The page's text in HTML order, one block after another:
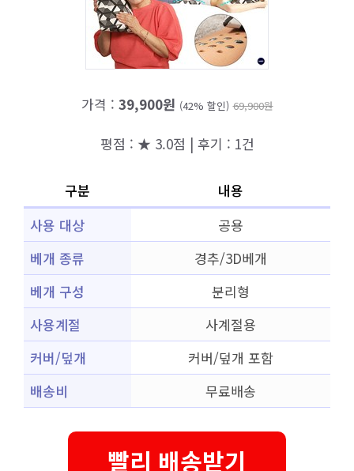
가격 : 39,900원 (42% 할인) 69,900원
평점 : ★ 3.0점 | 후기 : 1건
구분
내용
사용 대상
공용
베개 종류
경추/3D베개
베개 구성
분리형
사용계절
사계절용
커버/덮개
커버/덮개 포함
배송비
무료배송
빨리 배송받기